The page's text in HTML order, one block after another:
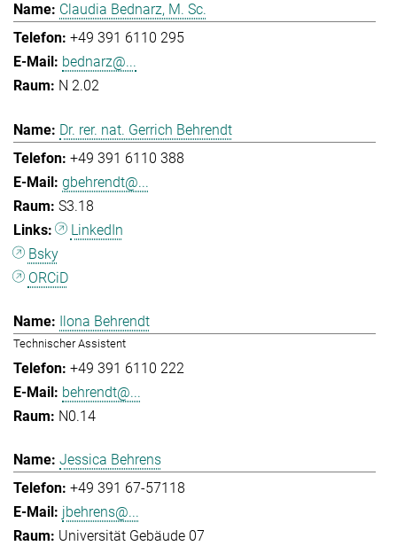
Claudia Bednarz, M. Sc.
+49 391 6110 295
bednarz@...
N 2.02
Dr. rer. nat. Gerrich Behrendt
+49 391 6110 388
gbehrendt@...
S3.18
LinkedIn
Bsky
ORCiD
Ilona Behrendt
Technischer Assistent
+49 391 6110 222
behrendt@...
N0.14
Jessica Behrens
+49 391 67-57118
jbehrens@...
Universität Gebäude 07